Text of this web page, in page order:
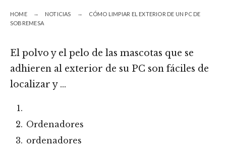
HOME NOTICIAS
CÓMO LIMPIAR EL EXTERIOR DE UN PC DE
SOBREMESA
El polvo y el pelo de las mascotas que se
adhieren al exterior de su PC son fáciles de
localizar y …
Ordenadores
ordenadores